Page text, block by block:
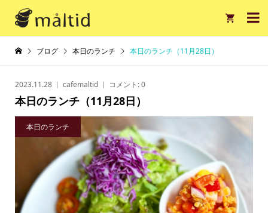

ブログ 本日のランチ 本日のランチ（11月28日）
2023.11.28 cafemaltid コメント:0
本日のランチ（11月28日）
本日のランチ